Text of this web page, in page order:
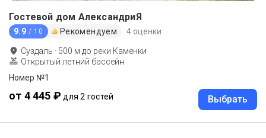
Гостевой дом АлександриЯ
9.9 / 10 Рекомендуем 4 оценки
Суздаль · 500 м до реки Каменки
Открытый летний бассейн
Номер №1
от 4 445 ₽ для 2 гостей Выбрать